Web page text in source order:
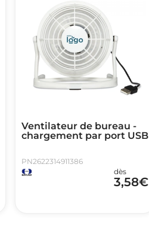
Ventilateur de bureau -
chargement par port USB
PN2622314911386
dès
3,58€